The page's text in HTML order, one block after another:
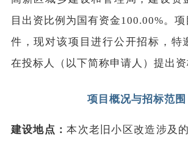
目出资比例为国有资金100.00%。
件，现对该项目进行公开招标，特
在投标人（以下简称申请人）提出资
项目概况与招标范围
建设地点：本次老旧小区改造涉及